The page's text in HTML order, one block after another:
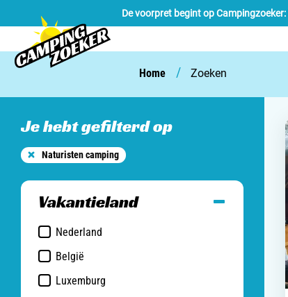
De voorpret begint op Campingzoeker:
Home / Zoeken
Je hebt gefilterd op
Naturisten camping
Vakantieland
Nederland
België
Luxemburg